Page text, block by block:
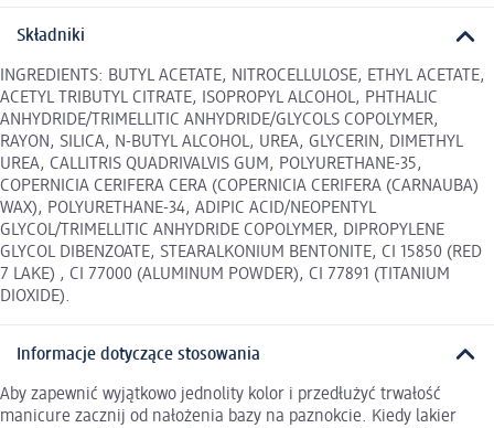
Składniki
INGREDIENTS: BUTYL ACETATE, NITROCELLULOSE, ETHYL ACETATE,
ACETYL TRIBUTYL CITRATE, ISOPROPYL ALCOHOL, PHTHALIC
ANHYDRIDE/TRIMELLITIC ANHYDRIDE/GLYCOLS COPOLYMER,
RAYON, SILICA, N-BUTYL ALCOHOL, UREA, GLYCERIN, DIMETHYL
UREA, CALLITRIS QUADRIVALVIS GUM, POLYURETHANE-35,
COPERNICIA CERIFERA CERA (COPERNICIA CERIFERA (CARNAUBA)
WAX), POLYURETHANE-34, ADIPIC ACID/NEOPENTYL
GLYCOL/TRIMELLITIC ANHYDRIDE COPOLYMER, DIPROPYLENE
GLYCOL DIBENZOATE, STEARALKONIUM BENTONITE, CI 15850 (RED
7 LAKE) , CI 77000 (ALUMINUM POWDER), CI 77891 (TITANIUM
DIOXIDE).
Informacje dotyczące stosowania
Aby zapewnić wyjątkowo jednolity kolor i przedłużyć trwałość
manicure zacznij od nałożenia bazy na paznokcie. Kiedy lakier